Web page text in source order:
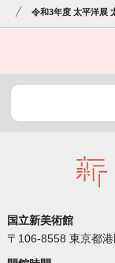
令和3年度 太平洋展
国立新美術館
〒106-8558 東京都